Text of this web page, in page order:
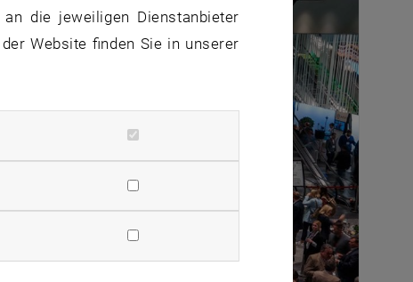
die jeweiligen Dienstanbieter
Website finden Sie in unserer